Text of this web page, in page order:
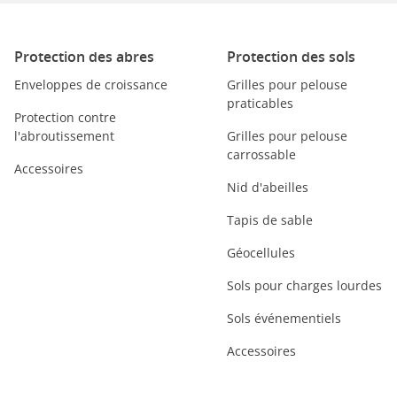
Protection des abres
Enveloppes de croissance
Protection contre
l'abroutissement
Accessoires
Protection des sols
Grilles pour pelouse
praticables
Grilles pour pelouse
carrossable
Nid d'abeilles
Tapis de sable
Géocellules
Sols pour charges lourdes
Sols événementiels
Accessoires